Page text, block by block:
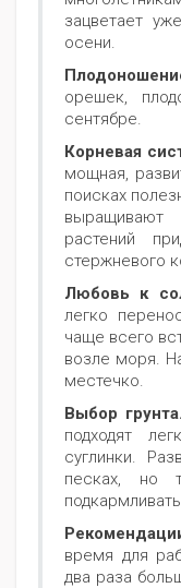
зацветает
осени.
орешек,
сентябре.
Корневая
мощная,
поисках
растений
стержневого
Любовь к
легко
чаще всего
возле моря.
местечко.
Выбор грунта.
подходят
суглинки.
песках, но
время для
два раза